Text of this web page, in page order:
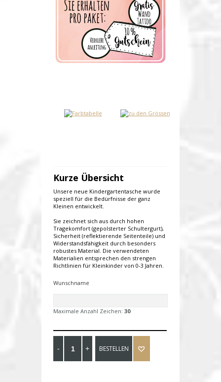
Produktnummer:kgt50-E
Verfügbarkeit:Auf Lager
Lieferzeit: 1-2 Werktage
Kurze Übersicht
Unsere neue Kindergartentasche wurde
speziell für die Bedürfnisse der ganz
Kleinen entwickelt.
Sie zeichnet sich aus durch hohen
Tragekomfort (gepolsterter Schultergurt),
Sicherheit (reflektierende Seitenteile) und
Widerstandsfähigkeit durch besonders
robustes Material. Die verwendeten
Materialien entsprechen den strengen
Richtlinien für Kleinkinder von 0-3 Jahren.
Wunschname
Maximale Anzahl Zeichen: 30
BESTELLEN